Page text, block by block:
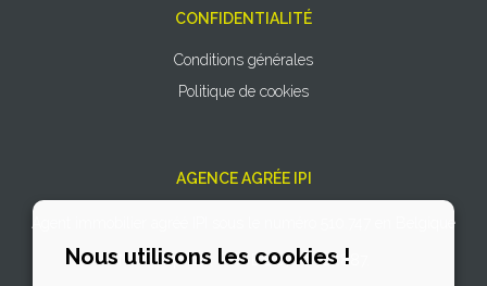
Nous utilisons les cookies !
CONFIDENTIALITÉ
Conditions générales
Politique de cookies
AGENCE AGRÉE IPI
Agent immobilier agréé IPI sous le numéro 510.747 en Belgique
N° entreprise : TVA BE 0766.727.887.